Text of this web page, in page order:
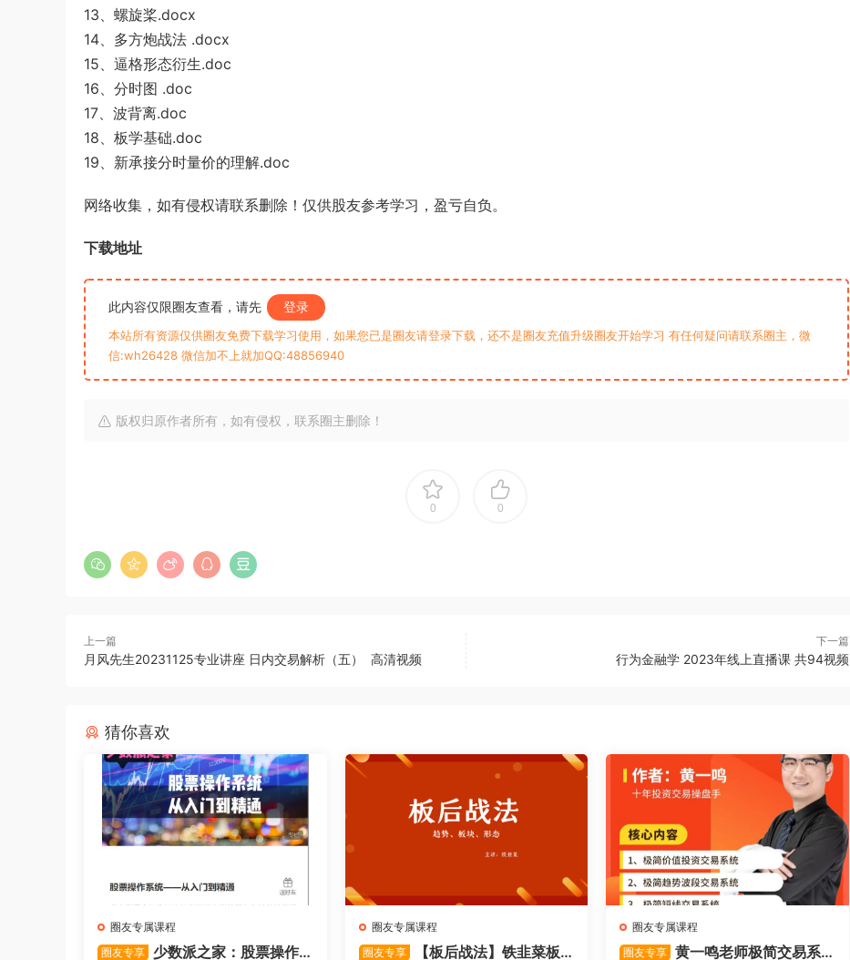
13、螺旋桨.docx
14、多方炮战法 .docx
15、逼格形态衍生.doc
16、分时图 .doc
17、波背离.doc
18、板学基础.doc
19、新承接分时量价的理解.doc
网络收集，如有侵权请联系删除！仅供股友参考学习，盈亏自负。
下载地址
此内容仅限圈友查看，请先 登录
本站所有资源仅供圈友免费下载学习使用，如果您已是圈友请登录下载，还不是圈友充值升级圈友开始学习 有任何疑问请联系圈主，微
信:wh26428 微信加不上就加QQ:48856940
版权归原作者所有，如有侵权，联系圈主删除！
0 0
上一篇
月风先生20231125专业讲座 日内交易解析（五） 高清视频
下一篇
行为金融学 2023年线上直播课 共94视频
猜你喜欢
圈友专属课程
圈友专享
少数派之家：股票操作
圈友专属课程
圈友专享
【板后战法】铁韭菜板
圈友专属课程
圈友专享
黄一鸣老师极简交易系